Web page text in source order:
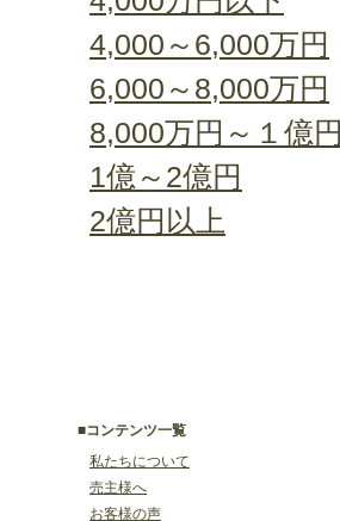
4,000～6,000万円
6,000～8,000万円
8,000万円～１億円
1億～2億円
2億円以上
■コンテンツ一覧
私たちについて
売主様へ
お客様の声